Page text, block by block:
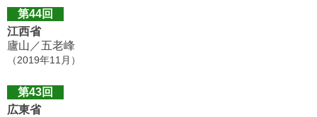
第44回
江西省
廬山／五老峰
（2019年11月）
第43回
広東省